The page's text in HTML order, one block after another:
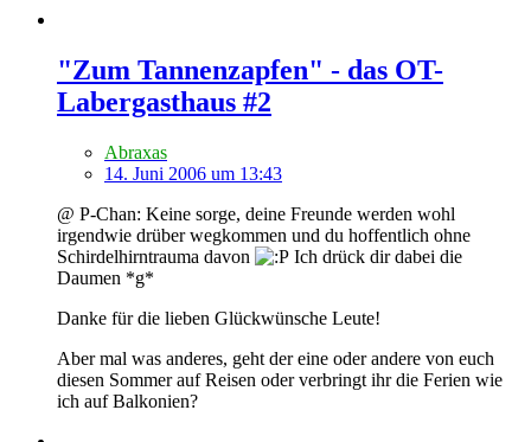
"Zum Tannenzapfen" - das OT-
Labergasthaus #2
Abraxas
14. Juni 2006 um 13:43
@ P-Chan: Keine sorge, deine Freunde werden wohl
irgendwie drüber wegkommen und du hoffentlich ohne
Schirdelhirntrauma davon
Ich drück dir dabei die
Daumen *g*
Danke für die lieben Glückwünsche Leute!
Aber mal was anderes, geht der eine oder andere von euch
diesen Sommer auf Reisen oder verbringt ihr die Ferien wie
ich auf Balkonien?